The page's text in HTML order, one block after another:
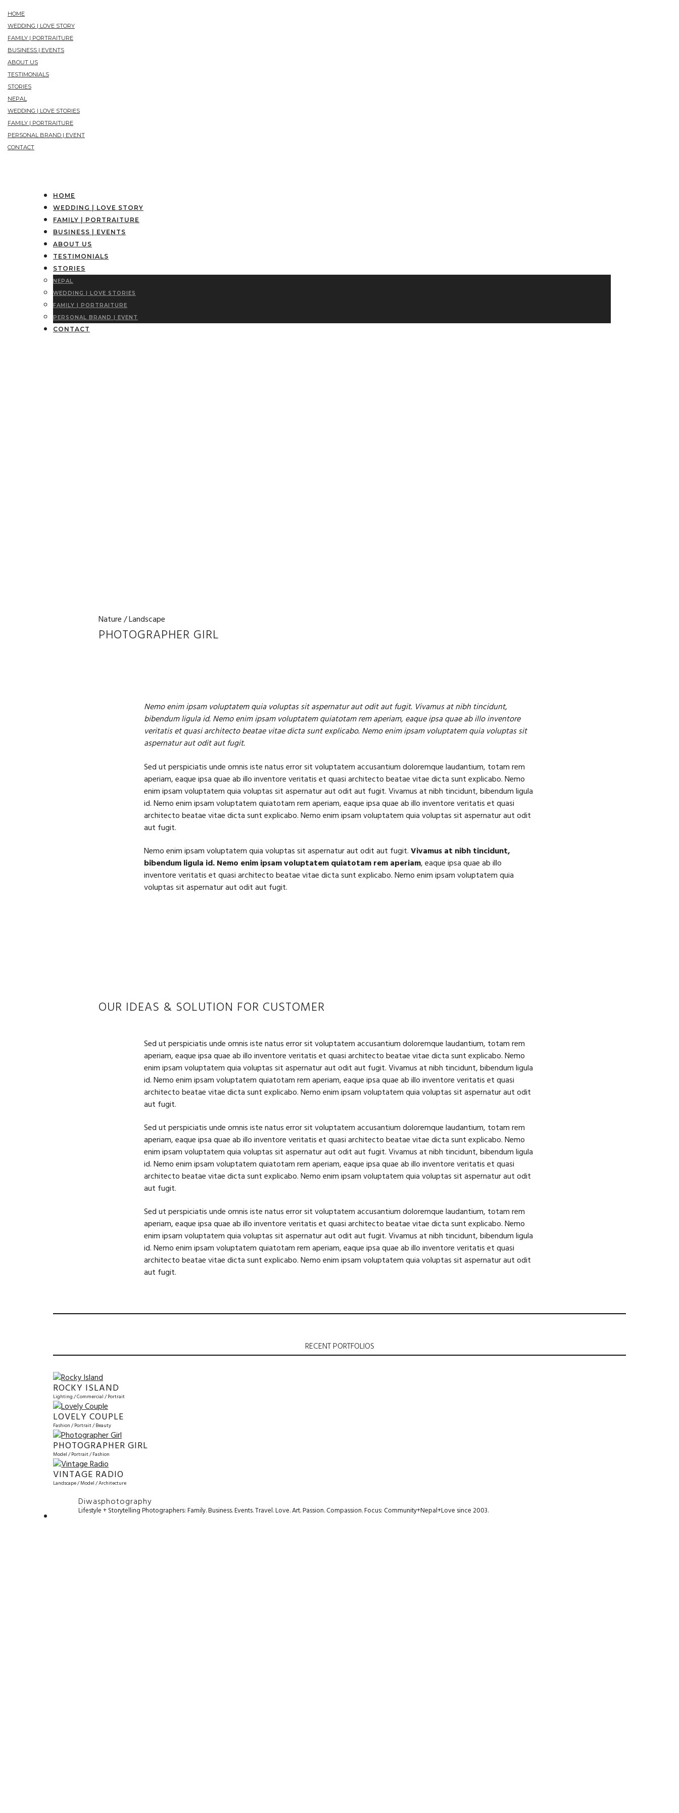
HOME
WEDDING | LOVE STORY
FAMILY | PORTRAITURE
BUSINESS | EVENTS
ABOUT US
TESTIMONIALS
STORIES
NEPAL
WEDDING | LOVE STORIES
FAMILY | PORTRAITURE
PERSONAL BRAND | EVENT
CONTACT
HOME
WEDDING | LOVE STORY
FAMILY | PORTRAITURE
BUSINESS | EVENTS
ABOUT US
TESTIMONIALS
STORIES
NEPAL
WEDDING | LOVE STORIES
FAMILY | PORTRAITURE
PERSONAL BRAND | EVENT
CONTACT
Nature / Landscape
PHOTOGRAPHER GIRL
Nemo enim ipsam voluptatem quia voluptas sit aspernatur aut odit aut fugit. Vivamus at nibh tincidunt,
bibendum ligula id. Nemo enim ipsam voluptatem quiatotam rem aperiam, eaque ipsa quae ab illo inventore
veritatis et quasi architecto beatae vitae dicta sunt explicabo. Nemo enim ipsam voluptatem quia voluptas sit
aspernatur aut odit aut fugit.
Sed ut perspiciatis unde omnis iste natus error sit voluptatem accusantium doloremque laudantium, totam rem
aperiam, eaque ipsa quae ab illo inventore veritatis et quasi architecto beatae vitae dicta sunt explicabo. Nemo
enim ipsam voluptatem quia voluptas sit aspernatur aut odit aut fugit. Vivamus at nibh tincidunt, bibendum ligula
id. Nemo enim ipsam voluptatem quiatotam rem aperiam, eaque ipsa quae ab illo inventore veritatis et quasi
architecto beatae vitae dicta sunt explicabo. Nemo enim ipsam voluptatem quia voluptas sit aspernatur aut odit
aut fugit.
Nemo enim ipsam voluptatem quia voluptas sit aspernatur aut odit aut fugit.Vivamus at nibh tincidunt,
bibendum ligula id. Nemo enim ipsam voluptatem quiatotam rem aperiam, eaque ipsa quae ab illo
inventore veritatis et quasi architecto beatae vitae dicta sunt explicabo. Nemo enim ipsam voluptatem quia
voluptas sit aspernatur aut odit aut fugit.
OUR IDEAS & SOLUTION FOR CUSTOMER
Sed ut perspiciatis unde omnis iste natus error sit voluptatem accusantium doloremque laudantium, totam rem
aperiam, eaque ipsa quae ab illo inventore veritatis et quasi architecto beatae vitae dicta sunt explicabo. Nemo
enim ipsam voluptatem quia voluptas sit aspernatur aut odit aut fugit. Vivamus at nibh tincidunt, bibendum ligula
id. Nemo enim ipsam voluptatem quiatotam rem aperiam, eaque ipsa quae ab illo inventore veritatis et quasi
architecto beatae vitae dicta sunt explicabo. Nemo enim ipsam voluptatem quia voluptas sit aspernatur aut odit
aut fugit.
Sed ut perspiciatis unde omnis iste natus error sit voluptatem accusantium doloremque laudantium, totam rem
aperiam, eaque ipsa quae ab illo inventore veritatis et quasi architecto beatae vitae dicta sunt explicabo. Nemo
enim ipsam voluptatem quia voluptas sit aspernatur aut odit aut fugit. Vivamus at nibh tincidunt, bibendum ligula
id. Nemo enim ipsam voluptatem quiatotam rem aperiam, eaque ipsa quae ab illo inventore veritatis et quasi
architecto beatae vitae dicta sunt explicabo. Nemo enim ipsam voluptatem quia voluptas sit aspernatur aut odit
aut fugit.
Sed ut perspiciatis unde omnis iste natus error sit voluptatem accusantium doloremque laudantium, totam rem
aperiam, eaque ipsa quae ab illo inventore veritatis et quasi architecto beatae vitae dicta sunt explicabo. Nemo
enim ipsam voluptatem quia voluptas sit aspernatur aut odit aut fugit. Vivamus at nibh tincidunt, bibendum ligula
id. Nemo enim ipsam voluptatem quiatotam rem aperiam, eaque ipsa quae ab illo inventore veritatis et quasi
architecto beatae vitae dicta sunt explicabo. Nemo enim ipsam voluptatem quia voluptas sit aspernatur aut odit
aut fugit.
RECENT PORTFOLIOS
ROCKY ISLAND
Lighting / Commercial / Portrait
LOVELY COUPLE
Fashion / Portrait / Beauty
PHOTOGRAPHER GIRL
Model / Portrait / Fashion
VINTAGE RADIO
Landscape / Model / Architecture
Diwasphotography
Lifestyle + Storytelling Photographers: Family. Business. Events. Travel. Love. Art. Passion. Compassion. Focus: Community+Nepal+Love since 2003.